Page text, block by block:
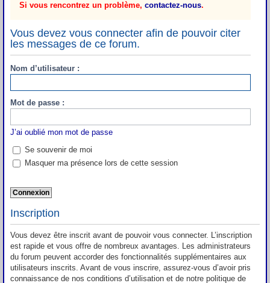
Si vous rencontrez un problème, contactez-nous.
Vous devez vous connecter afin de pouvoir citer
les messages de ce forum.
Nom d’utilisateur :
Mot de passe :
J’ai oublié mon mot de passe
Se souvenir de moi
Masquer ma présence lors de cette session
Inscription
Vous devez être inscrit avant de pouvoir vous connecter. L’inscription
est rapide et vous offre de nombreux avantages. Les administrateurs
du forum peuvent accorder des fonctionnalités supplémentaires aux
utilisateurs inscrits. Avant de vous inscrire, assurez-vous d’avoir pris
connaissance de nos conditions d’utilisation et de notre politique de